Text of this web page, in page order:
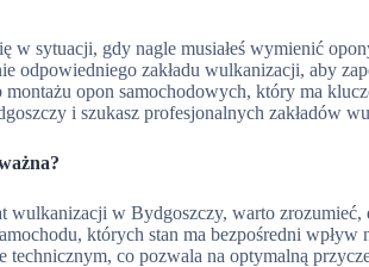
w sytuacji, gdy nagle musiałeś wymienić
odpowiedniego zakładu wulkanizacji, aby
opon samochodowych, który ma
i szukasz profesjonalnych zakładów
wulkanizacji w Bydgoszczy, warto
których stan ma bezpośredni
technicznym, co pozwala na optymalną